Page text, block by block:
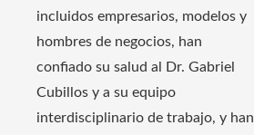
incluidos empresarios, modelos y
hombres de negocios, han
confiado su salud al Dr. Gabriel
Cubillos y a su equipo
interdisciplinario de trabajo, y han